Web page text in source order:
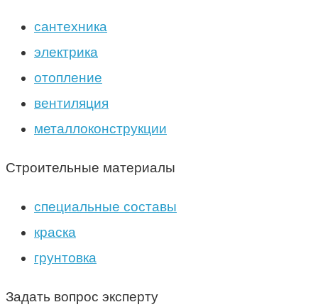
сантехника
электрика
отопление
вентиляция
металлоконструкции
Строительные материалы
специальные составы
краска
грунтовка
Задать вопрос эксперту